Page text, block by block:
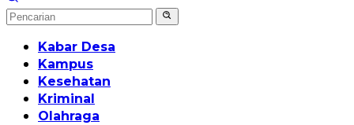
Kabar Desa
Kampus
Kesehatan
Kriminal
Olahraga